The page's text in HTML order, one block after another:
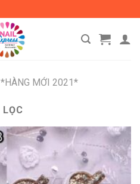
*HÀNG MỚI 2021*
LỌC